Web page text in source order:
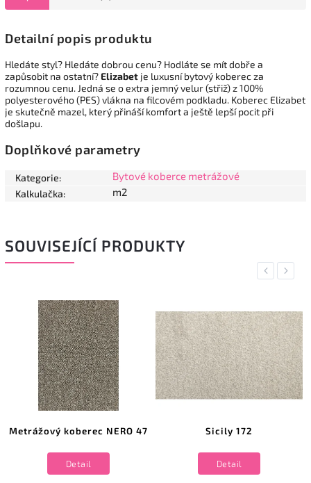
Detailní popis produktu
Hledáte styl? Hledáte dobrou cenu? Hodláte se mít dobře a
zapůsobit na ostatní?Elizabet je luxusní bytový koberec za
rozumnou cenu. Jedná se o extra jemný velur (střiž) z 100%
polyesterového (PES) vlákna na filcovém podkladu. Koberec Elizabet
je skutečně mazel, který přináší komfort a ještě lepší pocit při
došlapu.
Doplňkové parametry
Kategorie: Bytové koberce metrážové
Kalkulačka: m2
SOUVISEJÍCÍ PRODUKTY
Previous
Metrážový koberec NERO 47
Detail
Sicily 172
Detail
Next